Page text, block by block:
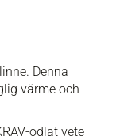
Denna
värme och
odlat vete